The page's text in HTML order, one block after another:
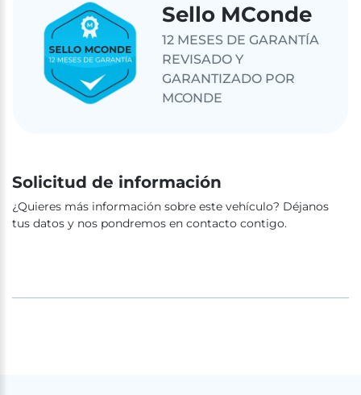
Sello MConde
12 MESES DE GARANTÍA
REVISADO Y
GARANTIZADO POR
MCONDE
Solicitud de información
¿Quieres más información sobre este vehículo? Déjanos
tus datos y nos pondremos en contacto contigo.